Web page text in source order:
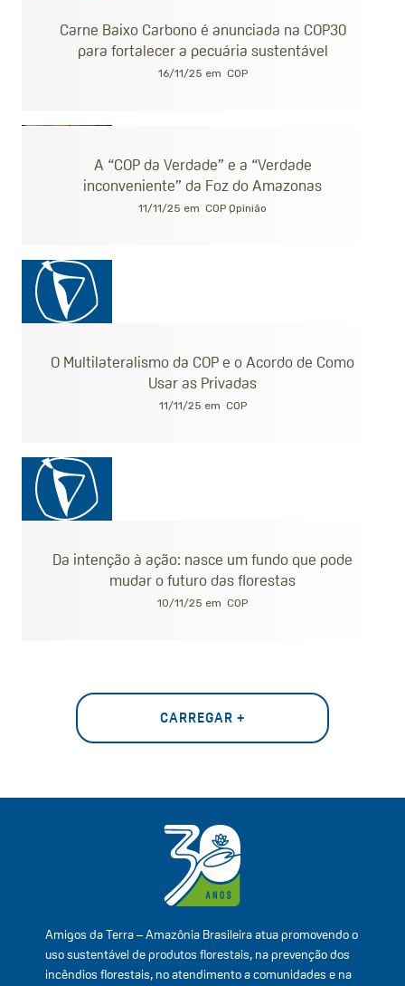
Carne Baixo Carbono é anunciada na COP30
para fortalecer a pecuária sustentável
16/11/25 em COP
A “COP da Verdade” e a “Verdade
inconveniente” da Foz do Amazonas
11/11/25 em COP Opinião
O Multilateralismo da COP e o Acordo de Como
Usar as Privadas
11/11/25 em COP
Da intenção à ação: nasce um fundo que pode
mudar o futuro das florestas
10/11/25 em COP
CARREGAR +
Amigos da Terra – Amazônia Brasileira atua promovendo o
uso sustentável de produtos florestais, na prevenção dos
incêndios florestais, no atendimento a comunidades e na